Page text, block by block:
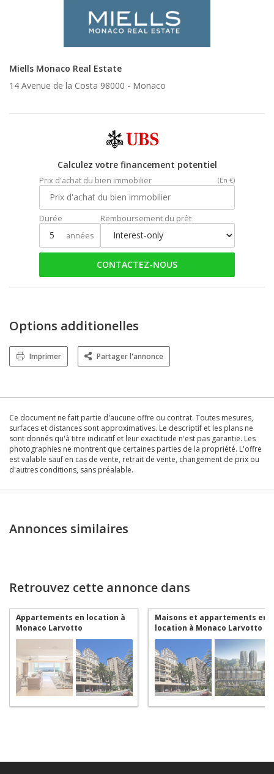
Miells Monaco Real Estate
14 Avenue de la Costa 98000 - Monaco
Calculez votre financement potentiel
Prix d'achat du bien immobilier (En €)
Durée
années
Remboursement du prêt
CONTACTEZ-NOUS
Options additionelles
Imprimer Partager l'annonce
Ce document ne fait partie d'aucune offre ou contrat. Toutes mesures,
surfaces et distances sont approximatives. Le descriptif et les plans ne
sont donnés qu'à titre indicatif et leur exactitude n'est pas garantie. Les
photographies ne montrent que certaines parties de la propriété. L'offre
est valable sauf en cas de vente, retrait de vente, changement de prix ou
d'autres conditions, sans préalable.
Annonces similaires
Retrouvez cette annonce dans
Appartements en location à
Monaco Larvotto
Maisons et appartements en
location à Monaco Larvotto